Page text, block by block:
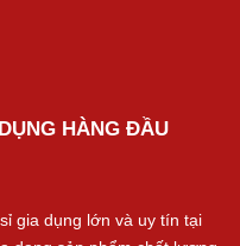
HÀNG ĐẦU
gia dụng lớn và uy tín tại